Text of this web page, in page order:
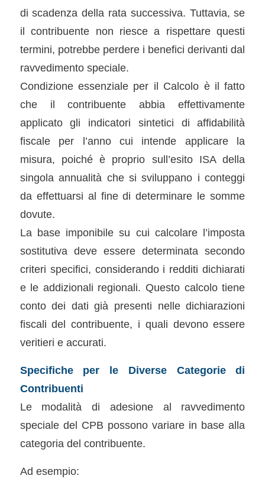
di scadenza della rata successiva. Tuttavia, se
il contribuente non riesce a rispettare questi
termini, potrebbe perdere i benefici derivanti dal
ravvedimento speciale.
Condizione essenziale per il Calcolo è il fatto
che il contribuente abbia effettivamente
applicato gli indicatori sintetici di affidabilità
fiscale per l’anno cui intende applicare la
misura, poiché è proprio sull’esito ISA della
singola annualità che si sviluppano i conteggi
da effettuarsi al fine di determinare le somme
dovute.
La base imponibile su cui calcolare l’imposta
sostitutiva deve essere determinata secondo
criteri specifici, considerando i redditi dichiarati
e le addizionali regionali. Questo calcolo tiene
conto dei dati già presenti nelle dichiarazioni
fiscali del contribuente, i quali devono essere
veritieri e accurati.
Specifiche per le Diverse Categorie di
Contribuenti
Le modalità di adesione al ravvedimento
speciale del CPB possono variare in base alla
categoria del contribuente.
Ad esempio: